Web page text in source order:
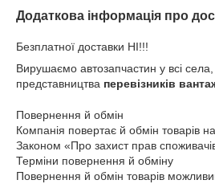
Додаткова інформація про
Безплатної доставки НІ!!!
Вирушаємо автозапчастин у всі
представництва перевізників
Повернення й обмін
Компанія повертає й обмін товарів
Законом «Про захист прав
Терміни повернення й обміну
Повернення й обмін товарів